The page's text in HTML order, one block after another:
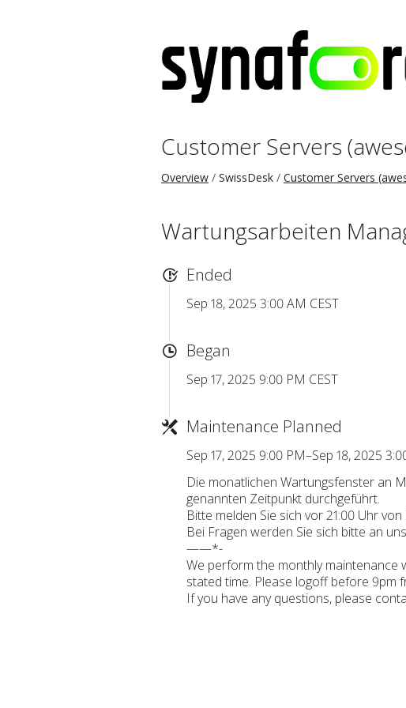
Customer Servers
Overview SwissDesk Customer Servers
Wartungsarbeiten
Ended
Sep 18, 2025 3:00 AM CEST
Began
Sep 17, 2025 9:00 PM CEST
Maintenance Planned
Sep 17, 2025 9:00 PM–Sep 18, 2025
Die monatlichen Wartungsfenster an
genannten Zeitpunkt durchgeführt.
Bitte melden Sie sich vor 21:00 Uhr
Bei Fragen werden Sie sich bitte an
——*-
We perform the monthly maintenance
stated time. Please logoff before 9pm
If you have any questions, please